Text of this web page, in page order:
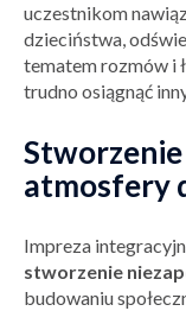
uczestnikom
dzieciństwa,
tematem rozmów i
trudno osiągnąć
atmosfery
Impreza
stworzenie
budowaniu